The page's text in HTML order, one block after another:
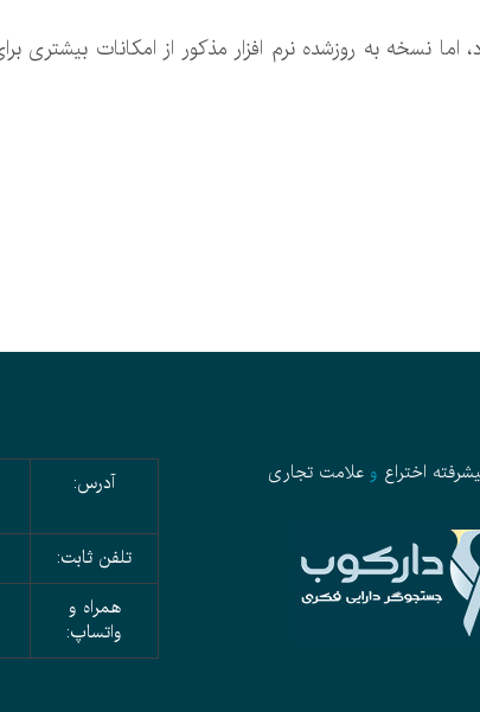
واقعیت افزوده در سال ۲۰۱۷ عرضه شده بود، اما نسخه به روزشده نرم افزار مذکور از
اختراع وعلامت تجاری آدرس:
تلفن ثابت:
همراه و
واتساپ: